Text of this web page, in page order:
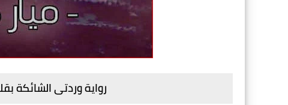
رواية وردتى الشائكة